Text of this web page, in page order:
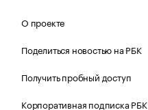
О проекте
Поделиться новостью на РБК
Получить пробный доступ
Корпоративная подписка РБК